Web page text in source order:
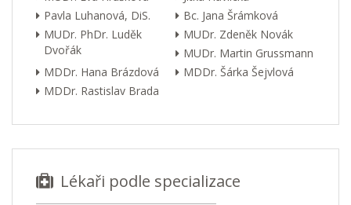
Pavla Luhanová, DiS.
Bc. Jana Šrámková
MUDr. PhDr. Luděk
Dvořák
MUDr. Zdeněk Novák
MUDr. Martin Grussmann
MDDr. Hana Brázdová
MDDr. Šárka Šejvlová
MDDr. Rastislav Brada
Lékaři podle specializace